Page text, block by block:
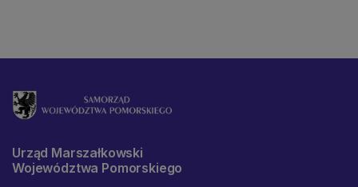
Urząd Marszałkowski
Województwa Pomorskiego